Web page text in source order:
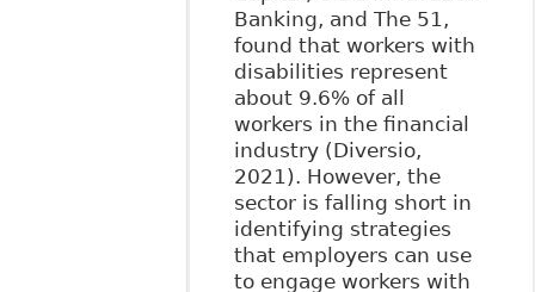
Banking, and The 51,
found that workers with
disabilities represent
about 9.6% of all
workers in the financial
industry (Diversio,
2021). However, the
sector is falling short in
identifying strategies
that employers can use
to engage workers with